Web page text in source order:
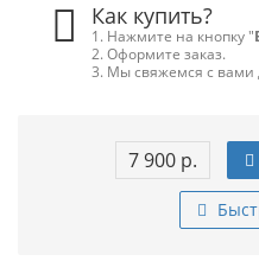
Как купить?
1. Нажмите на кнопку "
2. Оформите заказ.
3. Мы свяжемся с вами
7 900 р.